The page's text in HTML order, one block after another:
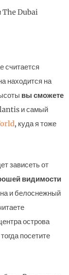
The Dubai
находится на
вы сможете
и самый
, куда я тоже
зависеть от
видимости
и белоснежный
острова
посетите